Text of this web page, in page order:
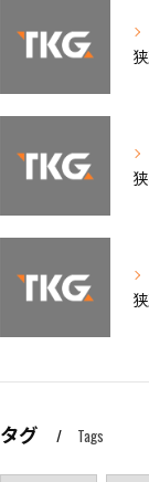
タグ Tags